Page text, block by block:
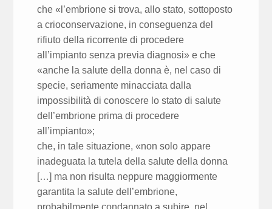
che «l’embrione si trova, allo stato, sottoposto
a crioconservazione, in conseguenza del
rifiuto della ricorrente di procedere
all’impianto senza previa diagnosi» e che
«anche la salute della donna è, nel caso di
specie, seriamente minacciata dalla
impossibilità di conoscere lo stato di salute
dell’embrione prima di procedere
all’impianto»;
che, in tale situazione, «non solo appare
inadeguata la tutela della salute della donna
[…] ma non risulta neppure maggiormente
garantita la salute dell’embrione,
probabilmente condannato a subire, nel